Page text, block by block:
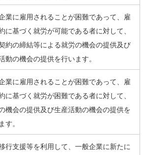
業に雇用されることが困難であって、雇
に基づく就労が可能である者に対して、
約の締結等による就労の機会の提供及び
動の機会の提供を行います。
業に雇用されることが困難であって、雇
に基づく就労が困難である者に対して、
機会の提供及び生産活動の機会の提供を
す。
行支援等を利用して、一般企業に新たに